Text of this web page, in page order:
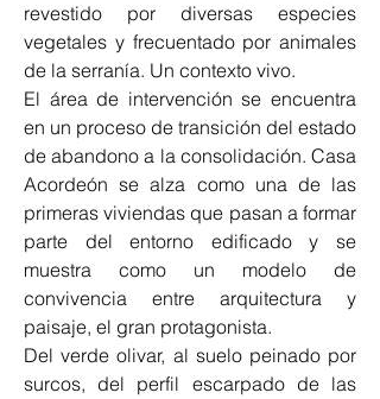
revestido por diversas especies
vegetales y frecuentado por animales
de la serranía. Un contexto vivo.
El área de intervención se encuentra
en un proceso de transición del estado
de abandono a la consolidación. Casa
Acordeón se alza como una de las
primeras viviendas que pasan a formar
parte del entorno edificado y se
muestra como un modelo de
convivencia entre arquitectura y
paisaje, el gran protagonista.
Del verde olivar, al suelo peinado por
surcos, del perfil escarpado de las